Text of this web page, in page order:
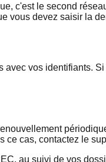
c'est le second
vous devez saisir la
vos identifiants.
ce cas, contactez le
au suivi de vos